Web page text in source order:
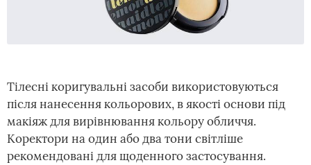
Тілесні коригувальні засоби використовуються
після нанесення кольорових, в якості основи під
макіяж для вирівнювання кольору обличчя.
Коректори на один або два тони світліше
рекомендовані для щоденного застосування.